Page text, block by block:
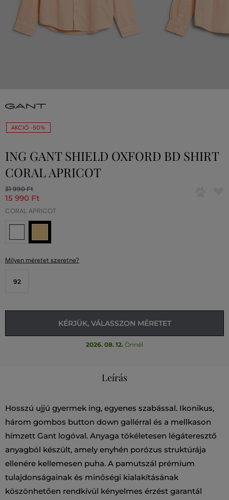
AKCIÓ -50%
ING GANT SHIELD OXFORD BD SHIRT
CORAL APRICOT
31 990 Ft
15 990 Ft
CORAL APRICOT
Milyen méretet szeretne?
92
KÉRJÜK, VÁLASSZON MÉRETET
2026. 08. 12. Önnél
Leírás
Hosszú ujjú gyermek ing, egyenes szabással. Ikonikus,
három gombos button down gallérral és a mellkason
hímzett Gant logóval. Anyaga tökéletesen légáteresztő
anyagból készült, amely enyhén porózus struktúrája
ellenére kellemesen puha. A pamutszál prémium
tulajdonságainak és minőségi kialakításának
köszönhetően rendkívül kényelmes érzést garantál